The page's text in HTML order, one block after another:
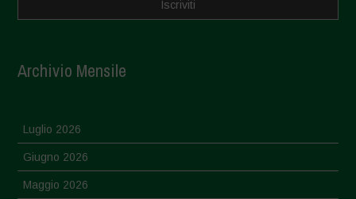
Archivio Mensile
Luglio 2026
Giugno 2026
Maggio 2026